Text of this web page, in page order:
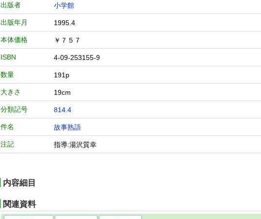
出版者 小学館
出版年月 1995.4
本体価格 ￥７５７
ISBN 4-09-253155-9
数量 191p
大きさ 19cm
分類記号 814.4
件名 故事熟語
注記 指導:湯沢質幸
内容細目
関連資料